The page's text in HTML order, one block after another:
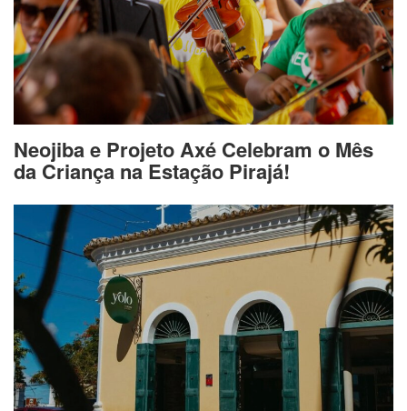
Neojiba e Projeto Axé Celebram o Mês
da Criança na Estação Pirajá!